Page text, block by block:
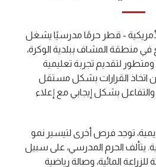
- قطر حرمًا مدرسيًا يشغل
مربع في منطقة المشاف ببلدية الوكرة،
لتقديم تجربة تعليمية
القرارات بشكل مستقل
بشكل إيجابي مع إعلاء
توجد فرص أخرى لتيسير نمو
يتألف الحرم المدرسي، على سبيل
للزراعة المائية، وصالة رياضية